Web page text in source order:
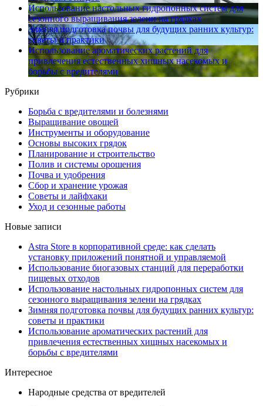
Использование настольных гидропонных систем для
сезонного выращивания зелени на грядках
Зимняя подготовка почвы для будущих ранних культур:
советы и практики
Использование ароматических растений для
привлечения естественных хищных насекомых и
борьбы с вредителями
Рубрики
Борьба с вредителями и болезнями
Выращивание овощей
Инструменты и оборудование
Основы высоких грядок
Планирование и строительство
Полив и системы орошения
Почва и удобрения
Сбор и хранение урожая
Советы и лайфхаки
Уход и сезонные работы
Новые записи
Astra Store в корпоративной среде: как сделать
установку приложений понятной и управляемой
Использование биогазовых станций для переработки
пищевых отходов
Использование настольных гидропонных систем для
сезонного выращивания зелени на грядках
Зимняя подготовка почвы для будущих ранних культур:
советы и практики
Использование ароматических растений для
привлечения естественных хищных насекомых и
борьбы с вредителями
Интересное
Народные средства от вредителей